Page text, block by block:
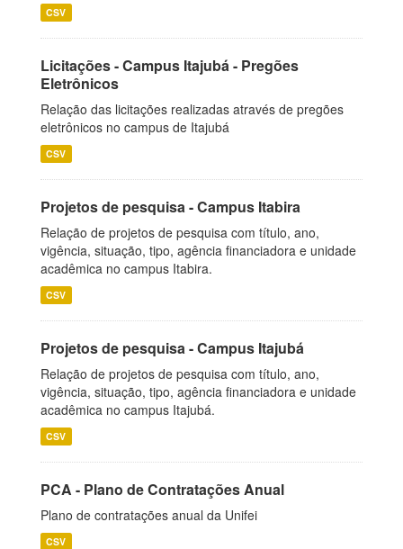
CSV
Licitações - Campus Itajubá - Pregões
Eletrônicos
Relação das licitações realizadas através de pregões
eletrônicos no campus de Itajubá
CSV
Projetos de pesquisa - Campus Itabira
Relação de projetos de pesquisa com título, ano,
vigência, situação, tipo, agência financiadora e unidade
acadêmica no campus Itabira.
CSV
Projetos de pesquisa - Campus Itajubá
Relação de projetos de pesquisa com título, ano,
vigência, situação, tipo, agência financiadora e unidade
acadêmica no campus Itajubá.
CSV
PCA - Plano de Contratações Anual
Plano de contratações anual da Unifei
CSV